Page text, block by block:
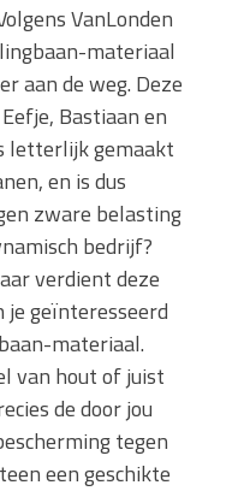
VanLonden
materiaal
aan de weg. Deze
Bastiaan en
letterlijk gemaakt
en is dus
zware belasting
bedrijf?
verdient deze
je geïnteresseerd
materiaal.
van hout of juist
de door jou
tegen
een geschikte